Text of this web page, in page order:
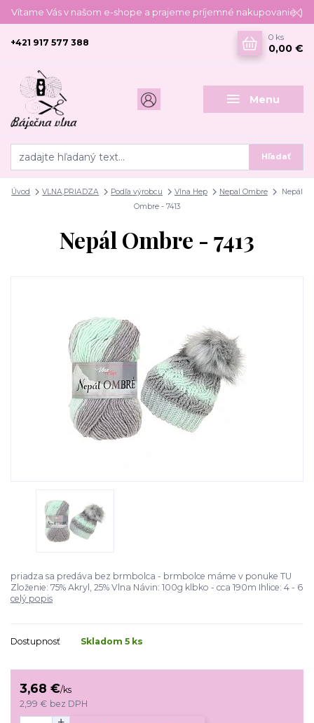
Vítame Vás v našom e-shope a prajeme príjemné nakupovanie :)
Menu
Hľadať
+421 917 577 388
0 ks
0,00 €
Úvod VLNA,PRIADZA Podľa výrobcu Vlna Hep Nepal Ombre
Nepál
Ombre - 7413
Nepál Ombre - 7413
priadza sa predáva bez brmbolca - brmbolce máme v ponuke TU
Zloženie: 75% Akryl, 25% Vlna Návin: 100g klbko - cca 190m Ihlice: 4 - 6
celý popis
Dostupnosť Skladom 5 ks
3,68 €/ks
2,99 € bez DPH